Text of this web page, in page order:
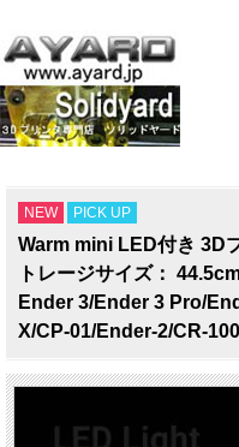
NEW PICK UP
Warm mini LED付き 3D
トレージサイズ：
Ender 3/Ender 3 Pro/
X/CP-01/Ender-2/CR-100